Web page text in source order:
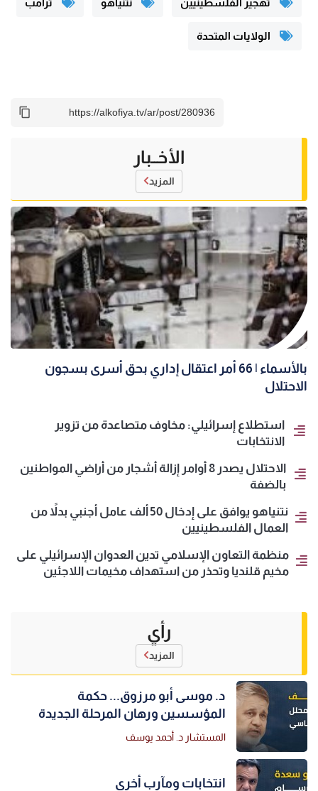
الولايات المتحدة
الأخــبار
المزيد
بالأسماء | 66 أمر اعتقال إداري بحق أسرى بسجون
الاحتلال
استطلاع إسرائيلي: مخاوف متصاعدة من تزوير
الانتخابات
الاحتلال يصدر 8 أوامر إزالة أشجار من أراضي المواطنين
بالضفة
نتنياهو يوافق على إدخال 50 ألف عامل أجنبي بدلاً من
العمال الفلسطينيين
منظمة التعاون الإسلامي تدين العدوان الإسرائيلي على
مخيم قلنديا وتحذر من استهداف مخيمات اللاجئين
رأي
المزيد
د. موسى أبو مرزوق... حكمة
المؤسسين ورهان المرحلة الجديدة
المستشار د. أحمد يوسف
انتخابات ومآرب أخرى